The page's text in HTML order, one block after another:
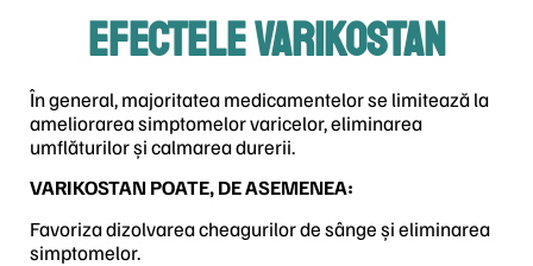
EFECTELE VARIKOSTAN
În general, majoritatea medicamentelor se limitează la
ameliorarea simptomelor varicelor, eliminarea
umflăturilor și calmarea durerii.
VARIKOSTAN POATE, DE ASEMENEA:
Favoriza dizolvarea cheagurilor de sânge și eliminarea
simptomelor.